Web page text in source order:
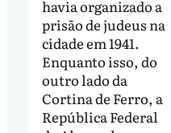
havia organizado a
prisão de judeus na
cidade em 1941.
Enquanto isso, do
outro lado da
Cortina de Ferro, a
República Federal